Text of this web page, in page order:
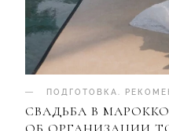
ПОДГОТОВКА.
СВАДЬБА В